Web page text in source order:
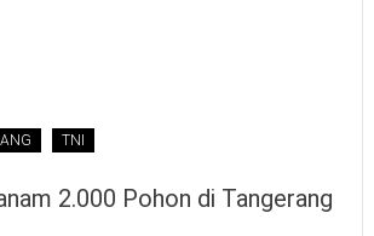
TNI
2.000 Pohon di Tangerang